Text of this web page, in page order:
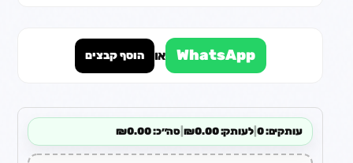
WhatsApp או הוסף קבצים
עותקים: 0 |לעותק: ₪0.00 |סה״כ: ₪0.00